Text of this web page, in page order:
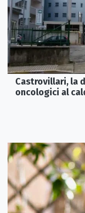
Castrovillari, la
oncologici al